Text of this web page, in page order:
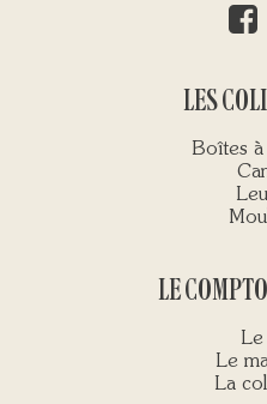
LES
Boîtes à
LE
Le
Le
La